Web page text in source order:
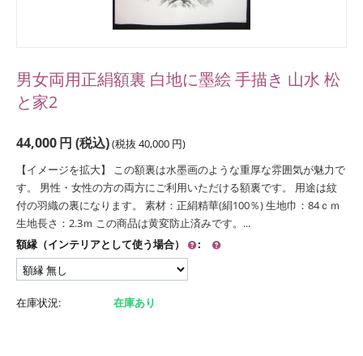
男女両用正絹額裏 白地に墨絵 手描き 山水 松
と家2
44,000円 (税込)(税抜 40,000 円)
【イメージを拡大】 この額裏は水墨画のような重厚な雰囲気が魅力で
す。 男性・女性の方の両方にご利用いただける額裏です。 用途は紋
付の羽織の裏になります。 素材：正絹精華(絹100％) 生地巾：84ｃｍ
生地長さ：2.3ｍ この商品は黄変防止済みです。...
額縁（インテリアとして使う場合）
:
在庫状況: 在庫あり